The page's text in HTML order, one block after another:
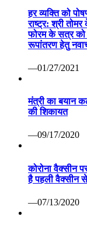
हर व्यक्ति को
राष्ट्र: श्री
फोरम के सत्र को
रूपांतरण हेतु
—01/27/2021
मंत्री का बयान
की शिकायत
—09/17/2020
कोरोना वैक्सीन
है पहली वैक्सीन
—07/13/2020